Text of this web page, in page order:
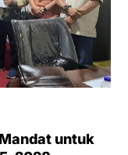
untuk